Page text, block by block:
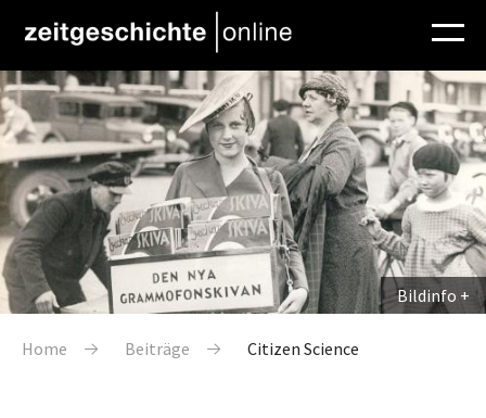
Direkt zum Inhalt
Bildinfo
Pfadnavigation
Home Beiträge Citizen Science